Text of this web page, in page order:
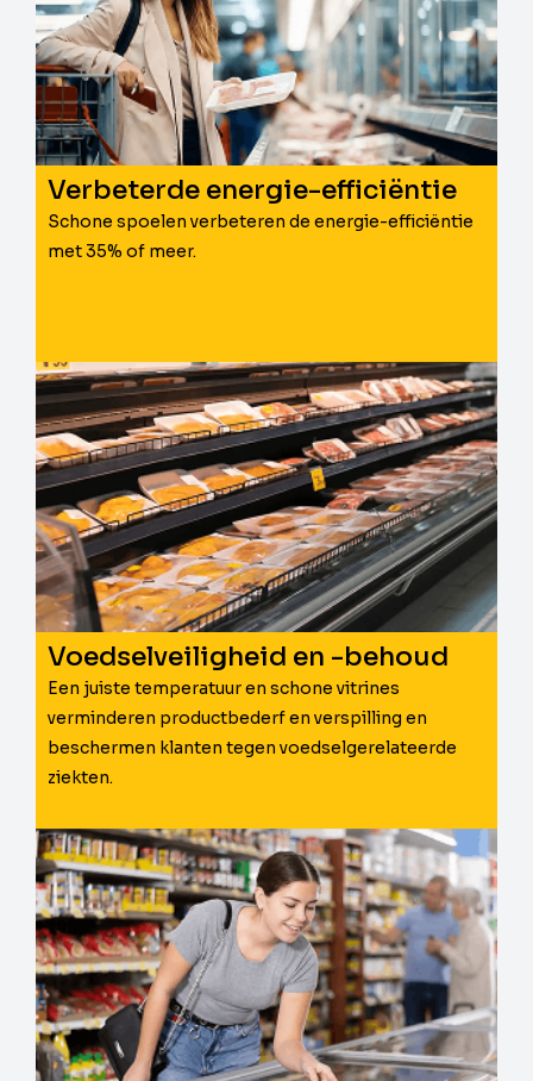
Verbeterde energie-efficiëntie
Schone spoelen verbeteren de energie-efficiëntie
met 35% of meer.
Voedselveiligheid en -behoud
Een juiste temperatuur en schone vitrines
verminderen productbederf en verspilling en
beschermen klanten tegen voedselgerelateerde
ziekten.